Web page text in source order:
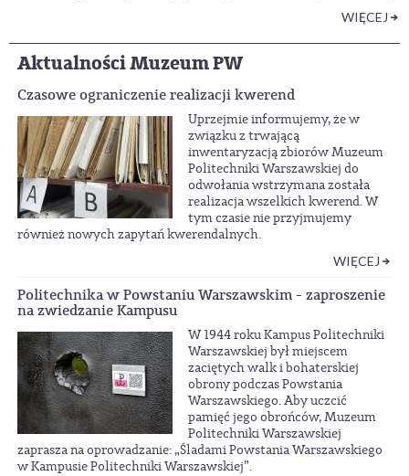
WIĘCEJ
Aktualności Muzeum PW
Czasowe ograniczenie realizacji kwerend
Uprzejmie informujemy, że w
związku z trwającą
inwentaryzacją zbiorów Muzeum
Politechniki Warszawskiej do
odwołania wstrzymana została
realizacja wszelkich kwerend. W
tym czasie nie przyjmujemy
również nowych zapytań kwerendalnych.
WIĘCEJ
Politechnika w Powstaniu Warszawskim - zaproszenie
na zwiedzanie Kampusu
W 1944 roku Kampus Politechniki
Warszawskiej był miejscem
zaciętych walk i bohaterskiej
obrony podczas Powstania
Warszawskiego. Aby uczcić
pamięć jego obrońców, Muzeum
Politechniki Warszawskiej
zaprasza na oprowadzanie: „Śladami Powstania Warszawskiego
w Kampusie Politechniki Warszawskiej”.